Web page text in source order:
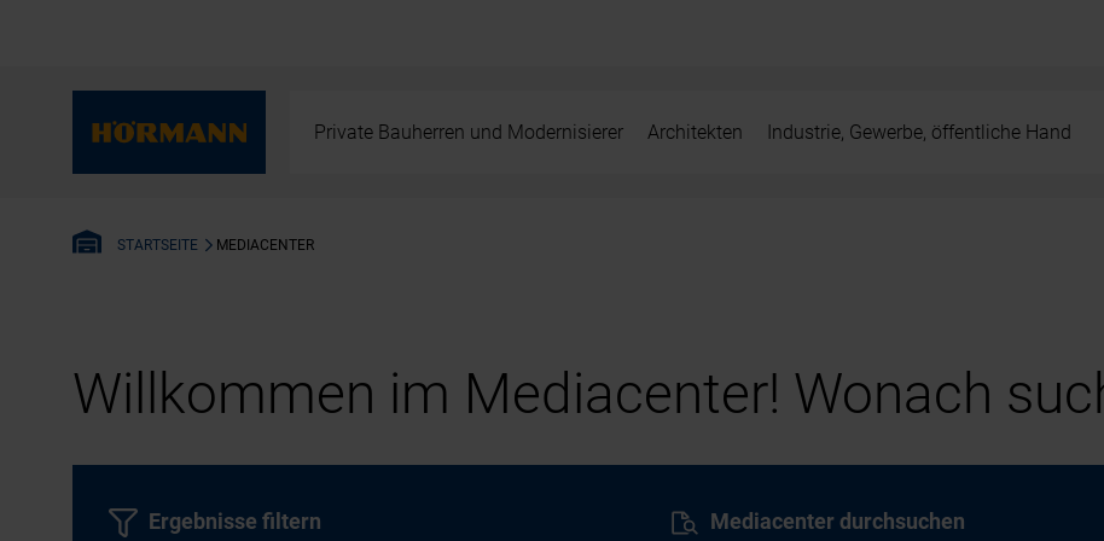
Private Bauherren und Modernisierer Architekten Industrie, Gewerbe, öffentliche Hand
STARTSEITE MEDIACENTER
Willkommen im Mediacenter! Wonach
Mediacenter durchsuchen
Ergebnisse filtern